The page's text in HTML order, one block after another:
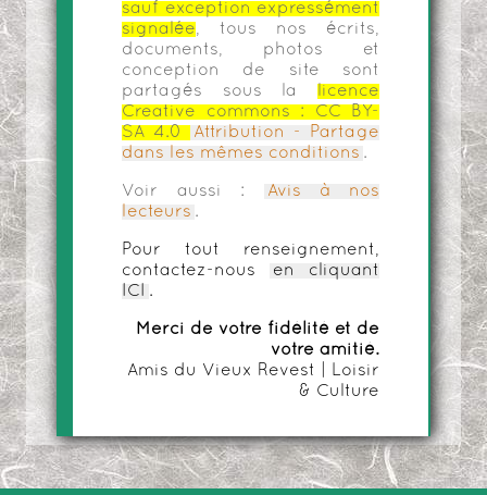
sauf exception expressément
signalée, tous nos écrits,
documents, photos et
conception de site sont
partagés sous la
licence
Creative commons :
CC BY-
SA 4.0
Attribution - Partage
dans les mêmes conditions .
Voir aussi :
Avis à nos
lecteurs .
Pour tout renseignement,
contactez-nous
en cliquant
ICI
.
Merci de votre fidélité et de
votre amitié.
Amis du Vieux Revest | Loisir
& Culture